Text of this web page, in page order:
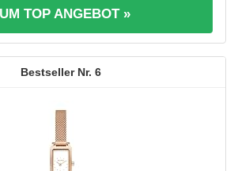
TOP ANGEBOT »
6